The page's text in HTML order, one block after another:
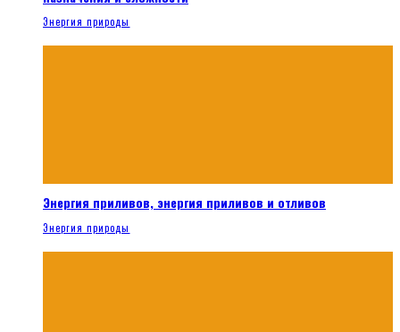
Энергия природы
Энергия приливов, энергия приливов и отливов
Энергия природы